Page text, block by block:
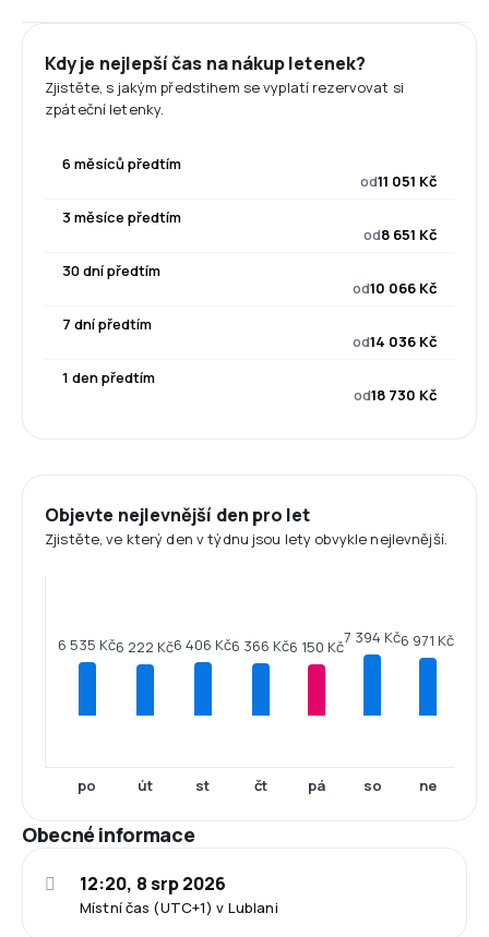
Kdy je nejlepší čas na nákup letenek?
Zjistěte, s jakým předstihem se vyplatí rezervovat si
zpáteční letenky.
6 měsíců předtím
od11 051 Kč
3 měsíce předtím
od8 651 Kč
30 dní předtím
od10 066 Kč
7 dní předtím
od14 036 Kč
1 den předtím
od18 730 Kč
Objevte nejlevnější den pro let
Zjistěte, ve který den v týdnu jsou lety obvykle nejlevnější.
6 535 Kč
po
6 222 Kč
út
6 406 Kč
st
6 366 Kč
čt
6 150 Kč
pá
7 394 Kč
so
6 971 Kč
ne
Obecné informace
Místní čas (UTC+1) v Lublani
12:20, 8 srp 2026